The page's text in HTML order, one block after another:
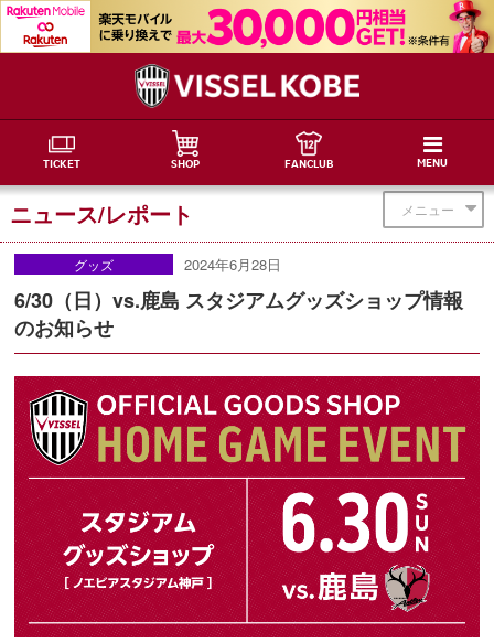
TICKET SHOP FANCLUB MENU
メニュー
ニュース/レポート
グッズ 2024年6月28日
6/30（日）vs.鹿島 スタジアムグッズショップ情報
のお知らせ